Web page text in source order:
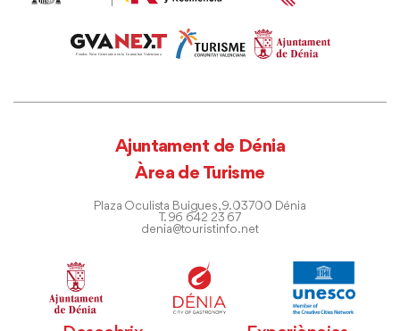
Ajuntament de Dénia
Àrea de Turisme
Plaza Oculista Buigues, 9. 03700 Dénia
T. 96 642 23 67
denia@touristinfo.net